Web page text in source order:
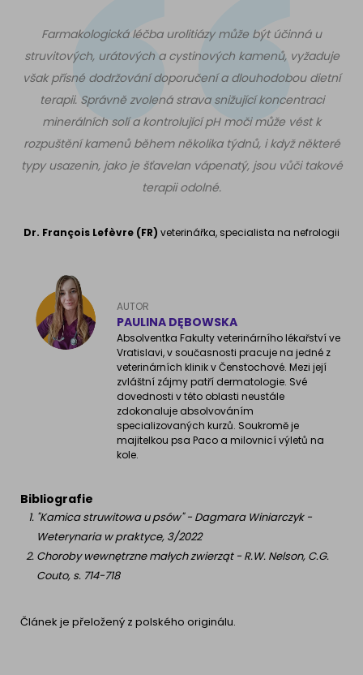
Farmakologická léčba urolitiázy může být účinná u
struvitových, urátových a cystinových kamenů, vyžaduje
však přísné dodržování doporučení a dlouhodobou dietní
terapii. Správně zvolená strava snižující koncentraci
minerálních solí a kontrolující pH moči může vést k
rozpuštění kamenů během několika týdnů, i když některé
typy usazenin, jako je šťavelan vápenatý, jsou vůči takové
terapii odolné.
Dr. François Lefèvre (FR) veterinářka, specialista na nefrologii
AUTOR
PAULINA DĘBOWSKA
Absolventka Fakulty veterinárního lékařství ve
Vratislavi, v současnosti pracuje na jedné z
veterinárních klinik v Čenstochové. Mezi její
zvláštní zájmy patří dermatologie. Své
dovednosti v této oblasti neustále
zdokonaluje absolvováním
specializovaných kurzů. Soukromě je
majitelkou psa Paco a milovnicí výletů na
kole.
Bibliografie
"Kamica struwitowa u psów" - Dagmara Winiarczyk -
Weterynaria w praktyce, 3/2022
Choroby wewnętrzne małych zwierząt - R.W. Nelson, C.G.
Couto, s. 714-718
Článek je přeložený z polského originálu.